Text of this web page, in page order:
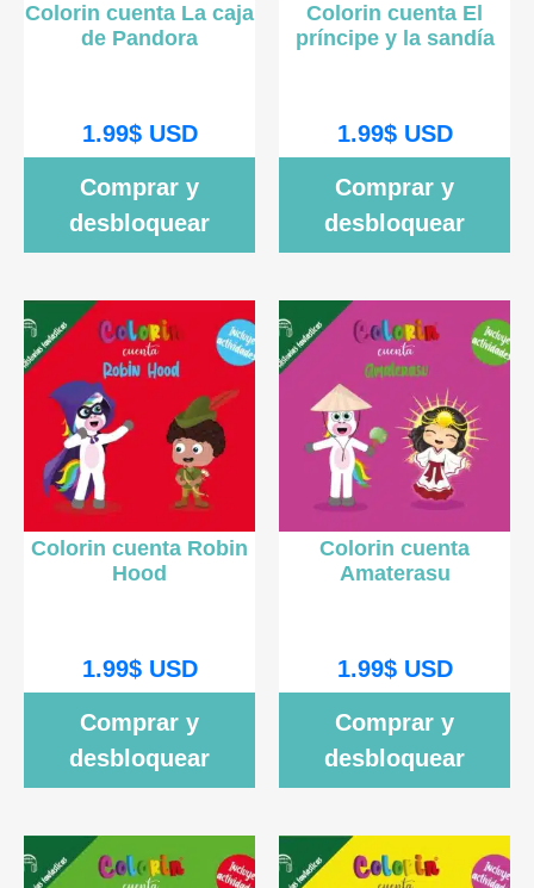
Colorin cuenta La caja
de Pandora
1.99$USD
Comprar y
desbloquear
Colorin cuenta El
príncipe y la sandía
1.99$USD
Comprar y
desbloquear
Colorin cuenta Robin
Hood
1.99$USD
Comprar y
desbloquear
Colorin cuenta
Amaterasu
1.99$USD
Comprar y
desbloquear